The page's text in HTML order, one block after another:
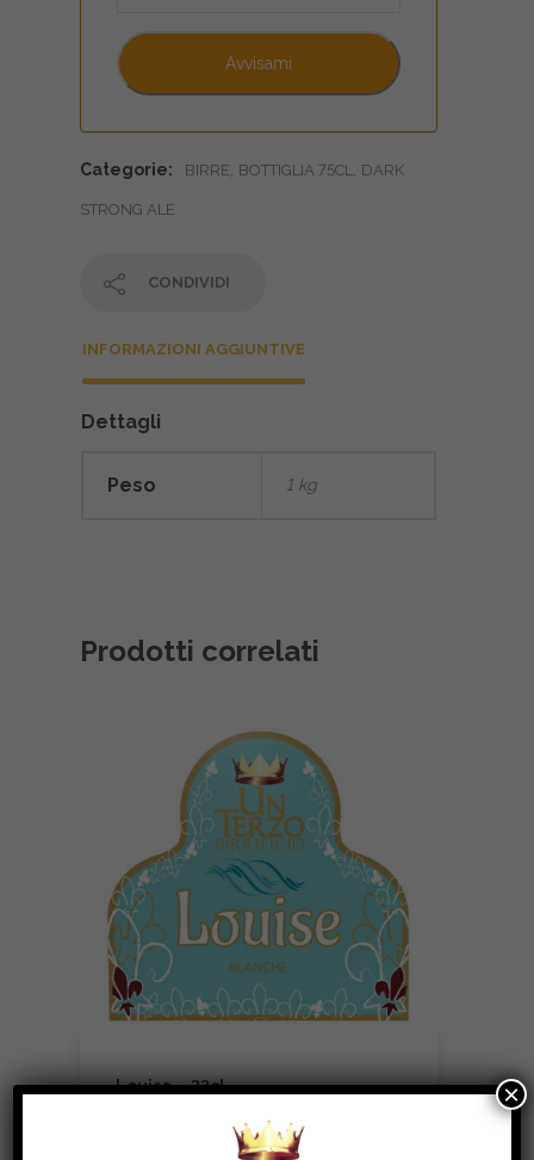
Categorie: BIRRE, BOTTIGLIA 75CL, DARK
STRONG ALE
CONDIVIDI
INFORMAZIONI AGGIUNTIVE
Dettagli
Peso 1 kg
Prodotti correlati
Louise – 33cl
BIRRE, BLANCHE, BOTTIGLIA 33CL
×